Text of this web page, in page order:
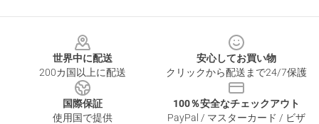
世界中に配送
200カ国以上に配送
安心してお買い物
クリックから配送まで24/7保護
国際保証
使用国で提供
100％安全なチェックアウト
PayPal / マスターカード / ビザ